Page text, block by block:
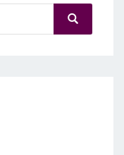
Search